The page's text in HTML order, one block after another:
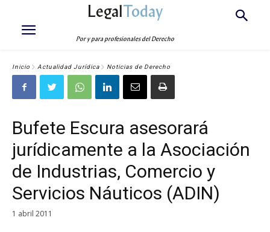
LegalToday
Por y para profesionales del Derecho
Inicio Actualidad Jurídica Noticias de Derecho
Bufete Escura asesorará
jurídicamente a la Asociación
de Industrias, Comercio y
Servicios Náuticos (ADIN)
1 abril 2011